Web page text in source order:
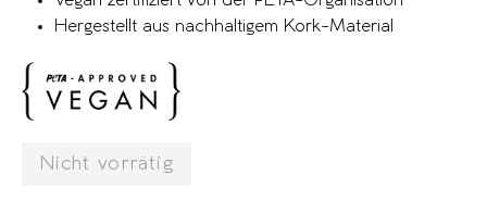
Hergestellt aus nachhaltigem Kork-Material
Nicht vorrätig